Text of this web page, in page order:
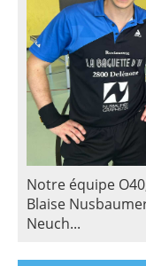
Notre équipe
Blaise
Neuch...